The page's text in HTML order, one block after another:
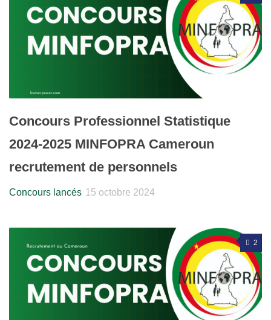
Concours Professionnel Statistique
2024-2025 MINFOPRA Cameroun
recrutement de personnels
Concours lancés 15 octobre 2024
2